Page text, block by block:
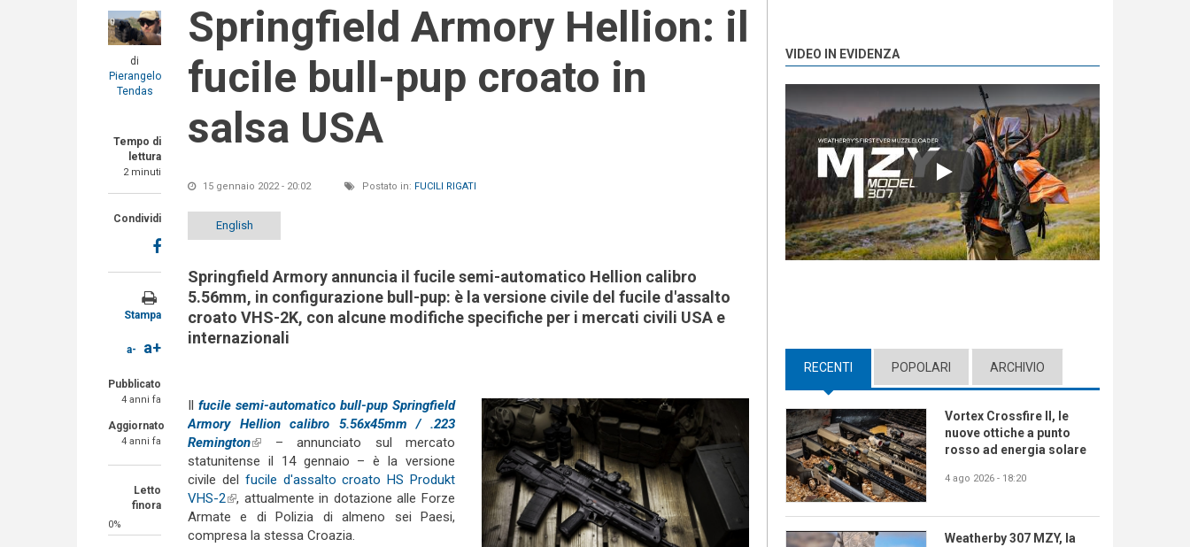
di
Pierangelo
Tendas
Tempo di
lettura
2 minuti
Condividi
Stampa
a- a+
Pubblicato
4 anni fa
Aggiornato
4 anni fa
Letto
finora
0%
Springfield Armory Hellion: il
fucile bull-pup croato in
salsa USA
15 gennaio 2022 - 20:02 Postato in: FUCILI RIGATI
English
Springfield Armory annuncia il fucile semi-automatico Hellion calibro
5.56mm, in configurazione bull-pup: è la versione civile del fucile d'assalto
croato VHS-2K, con alcune modifiche specifiche per i mercati civili USA e
internazionali
Il fucile semi-automatico bull-pup Springfield
Armory Hellion calibro 5.56x45mm / .223
Remington(link is external)
– annunciato sul mercato
statunitense il 14 gennaio – è la versione
civile del fucile d'assalto croato HS Produkt
VHS-2(link is external)
, attualmente in dotazione alle Forze
Armate e di Polizia di almeno sei Paesi,
compresa la stessa Croazia.
VIDEO IN EVIDENZA
Play
RECENTI (ACTIVE TAB)
POPOLARI ARCHIVIO
Vortex Crossfire II, le
nuove ottiche a punto
rosso ad energia solare
4 ago 2026 - 18:20
Weatherby 307 MZY, la